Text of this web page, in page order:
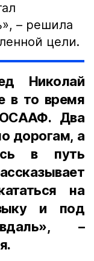
– решила
цели.
Николай
в то время
Два
дорогам, а
в путь
на
и под
–